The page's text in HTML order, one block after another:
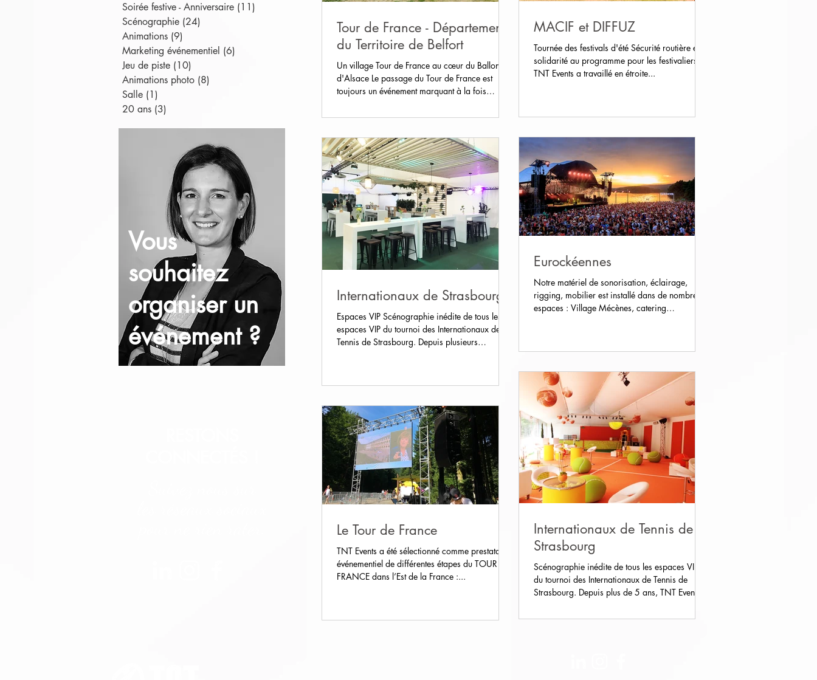
Soirée festive - Anniversaire (11)
Scénographie (24)
Animations (9)
Marketing événementiel (6)
Jeu de piste (10)
Animations photo (8)
Salle (1)
20 ans (3)
Vous
souhaitez
organiser un
événement ?
Tour de France - Département
du Territoire de Belfort
Un village Tour de France au cœur du Ballon
d'Alsace Le passage du Tour de France est
toujours un événement marquant à la fois
MACIF et DIFFUZ
Tournée des festivals d'été Sécurité routière et
solidarité au programme pour les festivaliers
TNT Events a travaillé en étroite...
Internationaux de Strasbourg
Espaces VIP Scénographie inédite de tous les
espaces VIP du tournoi des Internationaux de
Tennis de Strasbourg. Depuis plusieurs
Eurockéennes
Notre matériel de sonorisation, éclairage,
rigging, mobilier est installé dans de nombreux
espaces : Village Mécènes, catering
Le Tour de France
TNT Events a été sélectionné comme prestataire
événementiel de différentes étapes du TOUR DE
FRANCE dans l’Est de la France :...
Internationaux de Tennis de
Strasbourg
Scénographie inédite de tous les espaces VIP
du tournoi des Internationaux de Tennis de
Strasbourg. Depuis plus de 5 ans, TNT Events...